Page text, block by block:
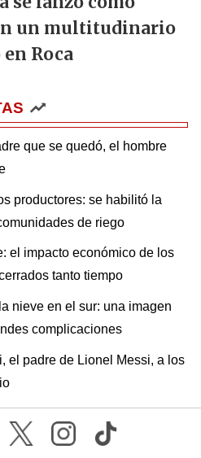
un multitudinario
en Roca
que se quedó, el hombre
productores: se habilitó la
de riego
el impacto económico de los
tanto tiempo
nieve en el sur: una imagen
complicaciones
el padre de Lionel Messi, a los